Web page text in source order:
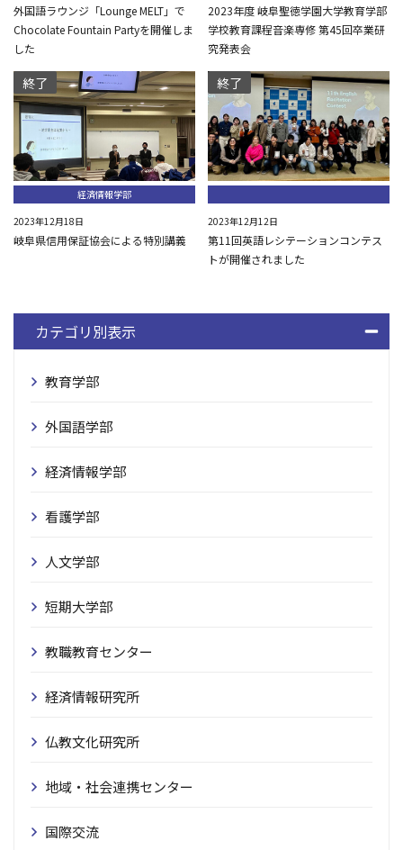
外国語ラウンジ「Lounge MELT」で
Chocolate Fountain Partyを開催しま
した
2023年度 岐阜聖徳学園大学教育学部
学校教育課程音楽専修 第45回卒業研
究発表会
終了
経済情報学部
2023年12月18日
岐阜県信用保証協会による特別講義
終了
2023年12月12日
第11回英語レシテーションコンテス
トが開催されました
カテゴリ別表示
教育学部
外国語学部
経済情報学部
看護学部
人文学部
短期大学部
教職教育センター
経済情報研究所
仏教文化研究所
地域・社会連携センター
国際交流